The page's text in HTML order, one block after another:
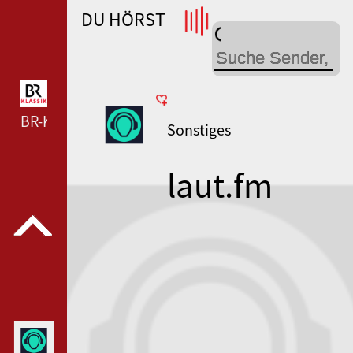
WDR 4 --- WDR 4 ---
BR-KLASSIK --- BR-KLASSIK ---
DU HÖRST
Sonstiges
laut.fm